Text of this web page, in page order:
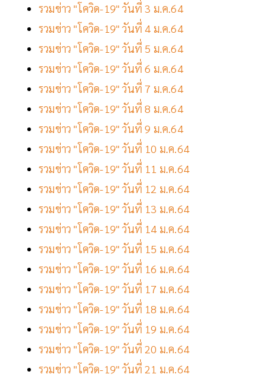
รวมข่าว "โควิด-19" วันที่ 3 ม.ค.64
รวมข่าว "โควิด-19" วันที่ 4 ม.ค.64
รวมข่าว "โควิด-19" วันที่ 5 ม.ค.64
รวมข่าว "โควิด-19" วันที่ 6 ม.ค.64
รวมข่าว "โควิด-19" วันที่ 7 ม.ค.64
รวมข่าว "โควิด-19" วันที่ 8 ม.ค.64
รวมข่าว "โควิด-19" วันที่ 9 ม.ค.64
รวมข่าว "โควิด-19" วันที่ 10 ม.ค.64
รวมข่าว "โควิด-19" วันที่ 11 ม.ค.64
รวมข่าว "โควิด-19" วันที่ 12 ม.ค.64
รวมข่าว "โควิด-19" วันที่ 13 ม.ค.64
รวมข่าว "โควิด-19" วันที่ 14 ม.ค.64
รวมข่าว "โควิด-19" วันที่ 15 ม.ค.64
รวมข่าว "โควิด-19" วันที่ 16 ม.ค.64
รวมข่าว "โควิด-19" วันที่ 17 ม.ค.64
รวมข่าว "โควิด-19" วันที่ 18 ม.ค.64
รวมข่าว "โควิด-19" วันที่ 19 ม.ค.64
รวมข่าว "โควิด-19" วันที่ 20 ม.ค.64
รวมข่าว "โควิด-19" วันที่ 21 ม.ค.64